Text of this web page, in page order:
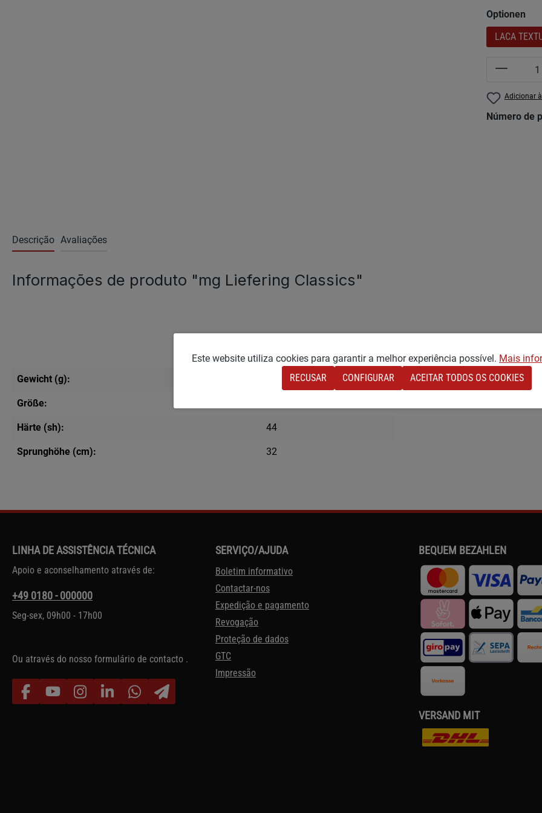
Seleccionar
Optionen
LACA
Adicionar
Número de
Descrição Avaliações
Informações de produto "mg Liefering Classics"
Gewicht (g):
Größe:
Härte (sh): 44
Sprunghöhe (cm): 32
LINHA DE ASSISTÊNCIA TÉCNICA
Apoio e aconselhamento através de:
+49 0180 - 000000
Seg-sex, 09h00 - 17h00
Ou através do nosso formulário de contacto .
SERVIÇO/AJUDA
Boletim informativo
Contactar-nos
Expedição e pagamento
Revogação
Proteção de dados
GTC
Impressão
BEQUEM BEZAHLEN
VERSAND MIT
Este website utiliza cookies para garantir a melhor experiência possível. Mais
RECUSAR
CONFIGURAR ACEITAR TODOS OS COOKIES